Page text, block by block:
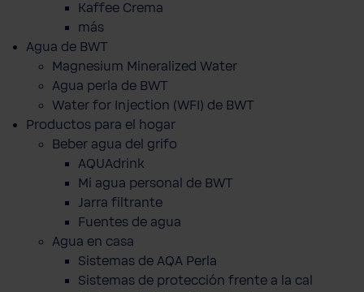
Kaffee Crema
más
Agua de BWT
Magnesium Mineralized Water
Agua perla de BWT
Water for Injection (WFI) de BWT
Productos para el hogar
Beber agua del grifo
AQUAdrink
Mi agua personal de BWT
Jarra filtrante
Fuentes de agua
Agua en casa
Sistemas de AQA Perla
Sistemas de protección frente a la cal